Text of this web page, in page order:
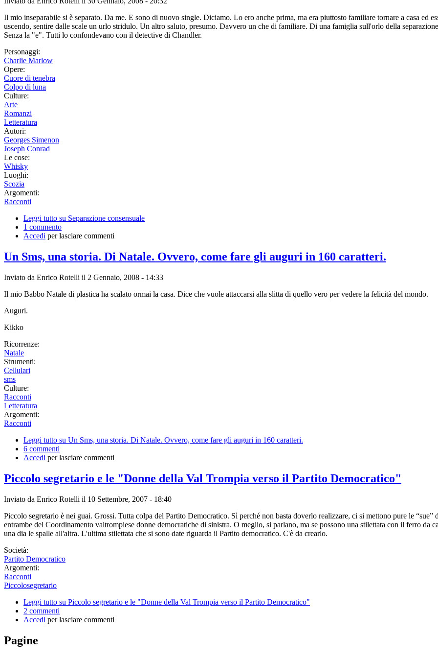
Il mio inseparabile si è separato. Da me. E sono di nuovo single. Diciamo. Lo ero anche prima, ma era piuttosto familiare tornare a casa ed
uscendo, sentire dalle scale un urlo stridulo. Un altro saluto, presumo. Davvero un che di familiare. Di una famiglia sull'orlo della
Senza la "e". Tutti lo confondevano con il detective di Chandler.
Personaggi:
Charlie Marlow
Opere:
Cuore di tenebra
Colpo di luna
Culture:
Arte
Romanzi
Letteratura
Autori:
Georges Simenon
Joseph Conrad
Le cose:
Whisky
Luoghi:
Scozia
Argomenti:
Racconti
Leggi tutto su Separazione consensuale
1 commento
Accedi per lasciare commenti
Un Sms, una storia. Di Natale. Ovvero, come fare gli auguri in 160 caratteri.
Inviato da Enrico Rotelli il 2 Gennaio, 2008 - 14:33
Il mio Babbo Natale di plastica ha scalato ormai la casa. Dice che vuole attaccarsi alla slitta di quello vero per vedere la felicità del mondo.
Auguri.
Kikko
Ricorrenze:
Natale
Strumenti:
Cellulari
sms
Culture:
Racconti
Letteratura
Argomenti:
Racconti
Leggi tutto su Un Sms, una storia. Di Natale. Ovvero, come fare gli auguri in 160 caratteri.
6 commenti
Accedi per lasciare commenti
Piccolo segretario e le "Donne della Val Trompia verso il Partito Democratico"
Inviato da Enrico Rotelli il 10 Settembre, 2007 - 18:40
Piccolo segretario è nei guai. Grossi. Tutta colpa del Partito Democratico. Sì perché non basta doverlo realizzare, ci si mettono pure le
entrambe del Coordinamento valtrompiese donne democratiche di sinistra. O meglio, si parlano, ma se possono una stilettata con il ferro da
una dia le spalle all'altra. L'ultima stilettata che si sono date riguarda il Partito democratico. C'è da crearlo.
Società:
Partito Democratico
Argomenti:
Racconti
Piccolosegretario
Leggi tutto su Piccolo segretario e le "Donne della Val Trompia verso il Partito Democratico"
2 commenti
Accedi per lasciare commenti
Pagine